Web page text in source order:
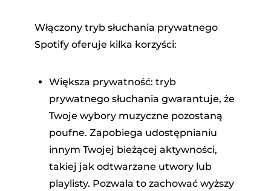
Włączony tryb słuchania prywatnego
Spotify oferuje kilka korzyści:
Większa prywatność: tryb
prywatnego słuchania gwarantuje, że
Twoje wybory muzyczne pozostaną
poufne. Zapobiega udostępnianiu
innym Twojej bieżącej aktywności,
takiej jak odtwarzane utwory lub
playlisty. Pozwala to zachować wyższy